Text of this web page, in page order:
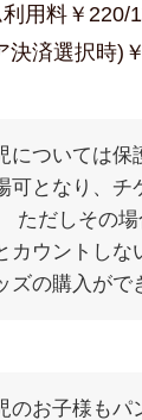
用料￥220/
決済選択時)
については保
可となり、チ
ただしその
カウントしな
ズの購入がで
のお子様もパ